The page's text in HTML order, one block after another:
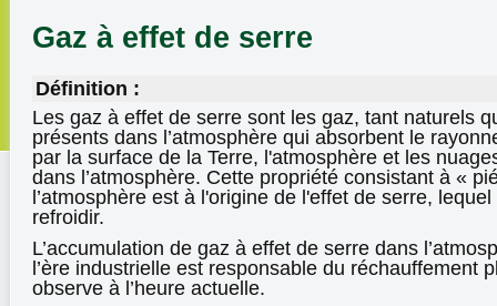
Gaz à effet de serre
Définition :
Les gaz à effet de serre sont les gaz, tant naturels
présents dans l’atmosphère qui absorbent le
par la surface de la Terre, l'atmosphère et les
dans l’atmosphère. Cette propriété consistant à «
l’atmosphère est à l'origine de l'effet de serre,
refroidir.
L’accumulation de gaz à effet de serre dans
l’ère industrielle est responsable du réchauffement
observe à l’heure actuelle.